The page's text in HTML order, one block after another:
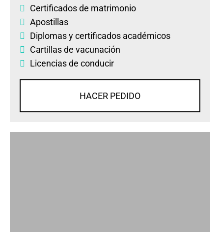
Certificados de matrimonio
Apostillas
Diplomasycertificados académicos
Cartillas de vacunación
Licencias de conducir
HACER PEDIDO